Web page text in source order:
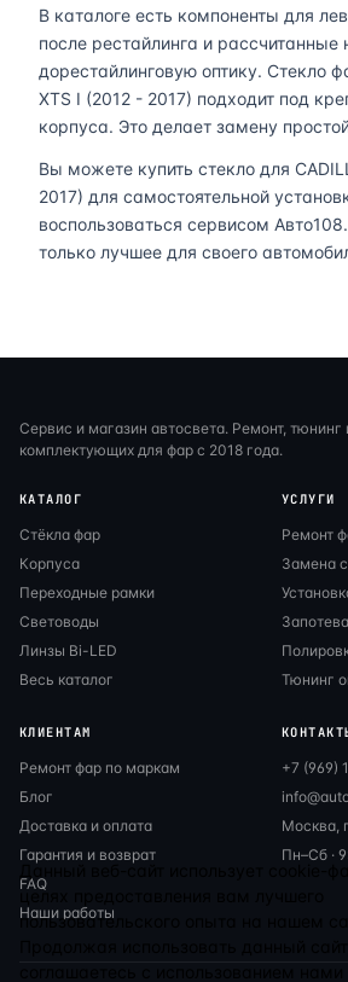
В каталоге есть компоненты для
после рестайлинга и рассчитанные
дорестайлинговую оптику. Стекло
XTS I (2012 - 2017) подходит под
корпуса. Это делает замену
Вы можете купить стекло для
2017) для самостоятельной
воспользоваться сервисом
только лучшее для своего
Сервис и магазин автосвета. Ремонт,
комплектующих для фар с 2018 года.
КАТАЛОГ
Стёкла фар
Корпуса
Переходные рамки
Световоды
Линзы Bi-LED
Весь каталог
УСЛУГИ
Ремонт
Замена
Тюнинг
КЛИЕНТАМ
Ремонт фар по маркам
Блог
Доставка и оплата
Гарантия и возврат
FAQ
Наши работы
+7 (969)
Москва,
Пн–Сб ·
Данный веб-сайт использует cookie-
целях предоставления вам лучшего
пользовательского опыта на нашем